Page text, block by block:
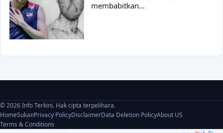
membabitkan…
© 2026 Info Terkini. Hak cipta terpelihara.
HomeSukanPrivacy PolicyDisclaimerData Deletion PolicyAbout US
Terms & Conditions